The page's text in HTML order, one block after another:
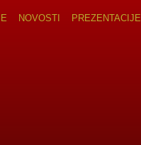
NOVOSTI PREZENTACIJE